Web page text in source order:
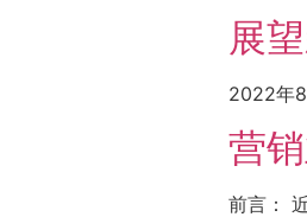
展
2022年
营
前言：